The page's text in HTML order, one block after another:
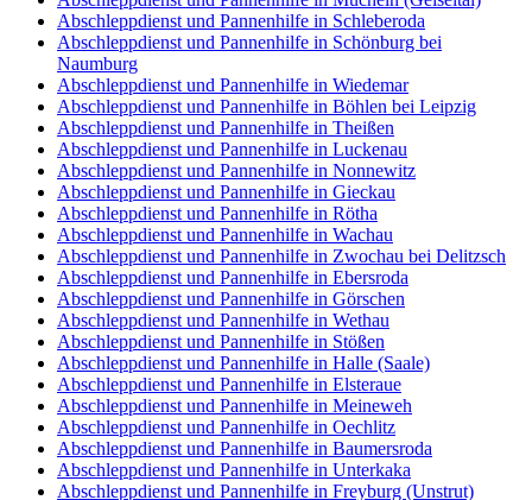
Abschleppdienst und Pannenhilfe in Schleberoda
Abschleppdienst und Pannenhilfe in Schönburg bei
Naumburg
Abschleppdienst und Pannenhilfe in Wiedemar
Abschleppdienst und Pannenhilfe in Böhlen bei Leipzig
Abschleppdienst und Pannenhilfe in Theißen
Abschleppdienst und Pannenhilfe in Luckenau
Abschleppdienst und Pannenhilfe in Nonnewitz
Abschleppdienst und Pannenhilfe in Gieckau
Abschleppdienst und Pannenhilfe in Rötha
Abschleppdienst und Pannenhilfe in Wachau
Abschleppdienst und Pannenhilfe in Zwochau bei Delitzsch
Abschleppdienst und Pannenhilfe in Ebersroda
Abschleppdienst und Pannenhilfe in Görschen
Abschleppdienst und Pannenhilfe in Wethau
Abschleppdienst und Pannenhilfe in Stößen
Abschleppdienst und Pannenhilfe in Halle (Saale)
Abschleppdienst und Pannenhilfe in Elsteraue
Abschleppdienst und Pannenhilfe in Meineweh
Abschleppdienst und Pannenhilfe in Oechlitz
Abschleppdienst und Pannenhilfe in Baumersroda
Abschleppdienst und Pannenhilfe in Unterkaka
Abschleppdienst und Pannenhilfe in Freyburg (Unstrut)